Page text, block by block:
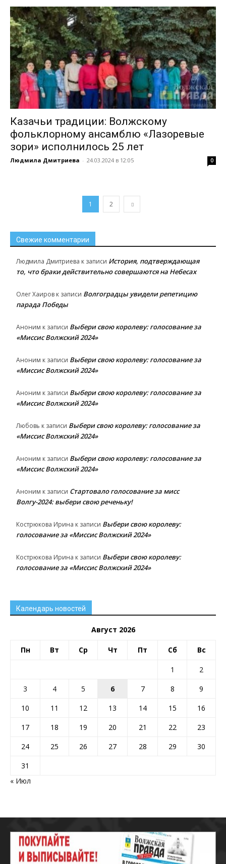
Казачьи традиции: Волжскому
фольклорному ансамблю «Лазоревые
зори» исполнилось 25 лет
Людмила Дмитриева - 24.03.2024 в 12:05 0
1 2
Свежие комментарии
Людмила Дмитриева к записи История, подтверждающая
то, что браки действительно совершаются на Небесах
Олег Хаиров к записи Волгоградцы увидели репетицию
парада Победы
Аноним к записи Выбери свою королеву: голосование за
«Миссис Волжский 2024»
Аноним к записи Выбери свою королеву: голосование за
«Миссис Волжский 2024»
Аноним к записи Выбери свою королеву: голосование за
«Миссис Волжский 2024»
Любовь к записи Выбери свою королеву: голосование за
«Миссис Волжский 2024»
Аноним к записи Выбери свою королеву: голосование за
«Миссис Волжский 2024»
Аноним к записи Стартовало голосование за мисс
Волгу-2024: выбери свою реченьку!
Кострюкова Ирина к записи Выбери свою королеву:
голосование за «Миссис Волжский 2024»
Кострюкова Ирина к записи Выбери свою королеву:
голосование за «Миссис Волжский 2024»
Календарь новостей
Август 2026
Пн Вт Ср Чт Пт Сб Вс
1
2
3
4 5 6 7 8
9
10
11 12 13 14 15
16
17
18 19 20 21 22
23
24
25 26 27 28 29
30
31
« Июл